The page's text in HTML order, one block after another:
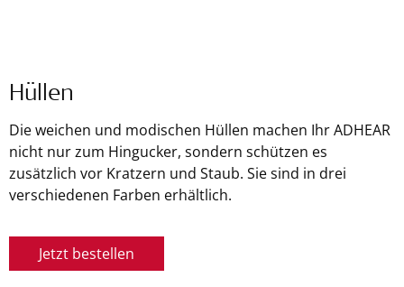
Hüllen
Die weichen und modischen Hüllen machen Ihr ADHEAR
nicht nur zum Hingucker, sondern schützen es
zusätzlich vor Kratzern und Staub. Sie sind in drei
verschiedenen Farben erhältlich.
Jetzt bestellen